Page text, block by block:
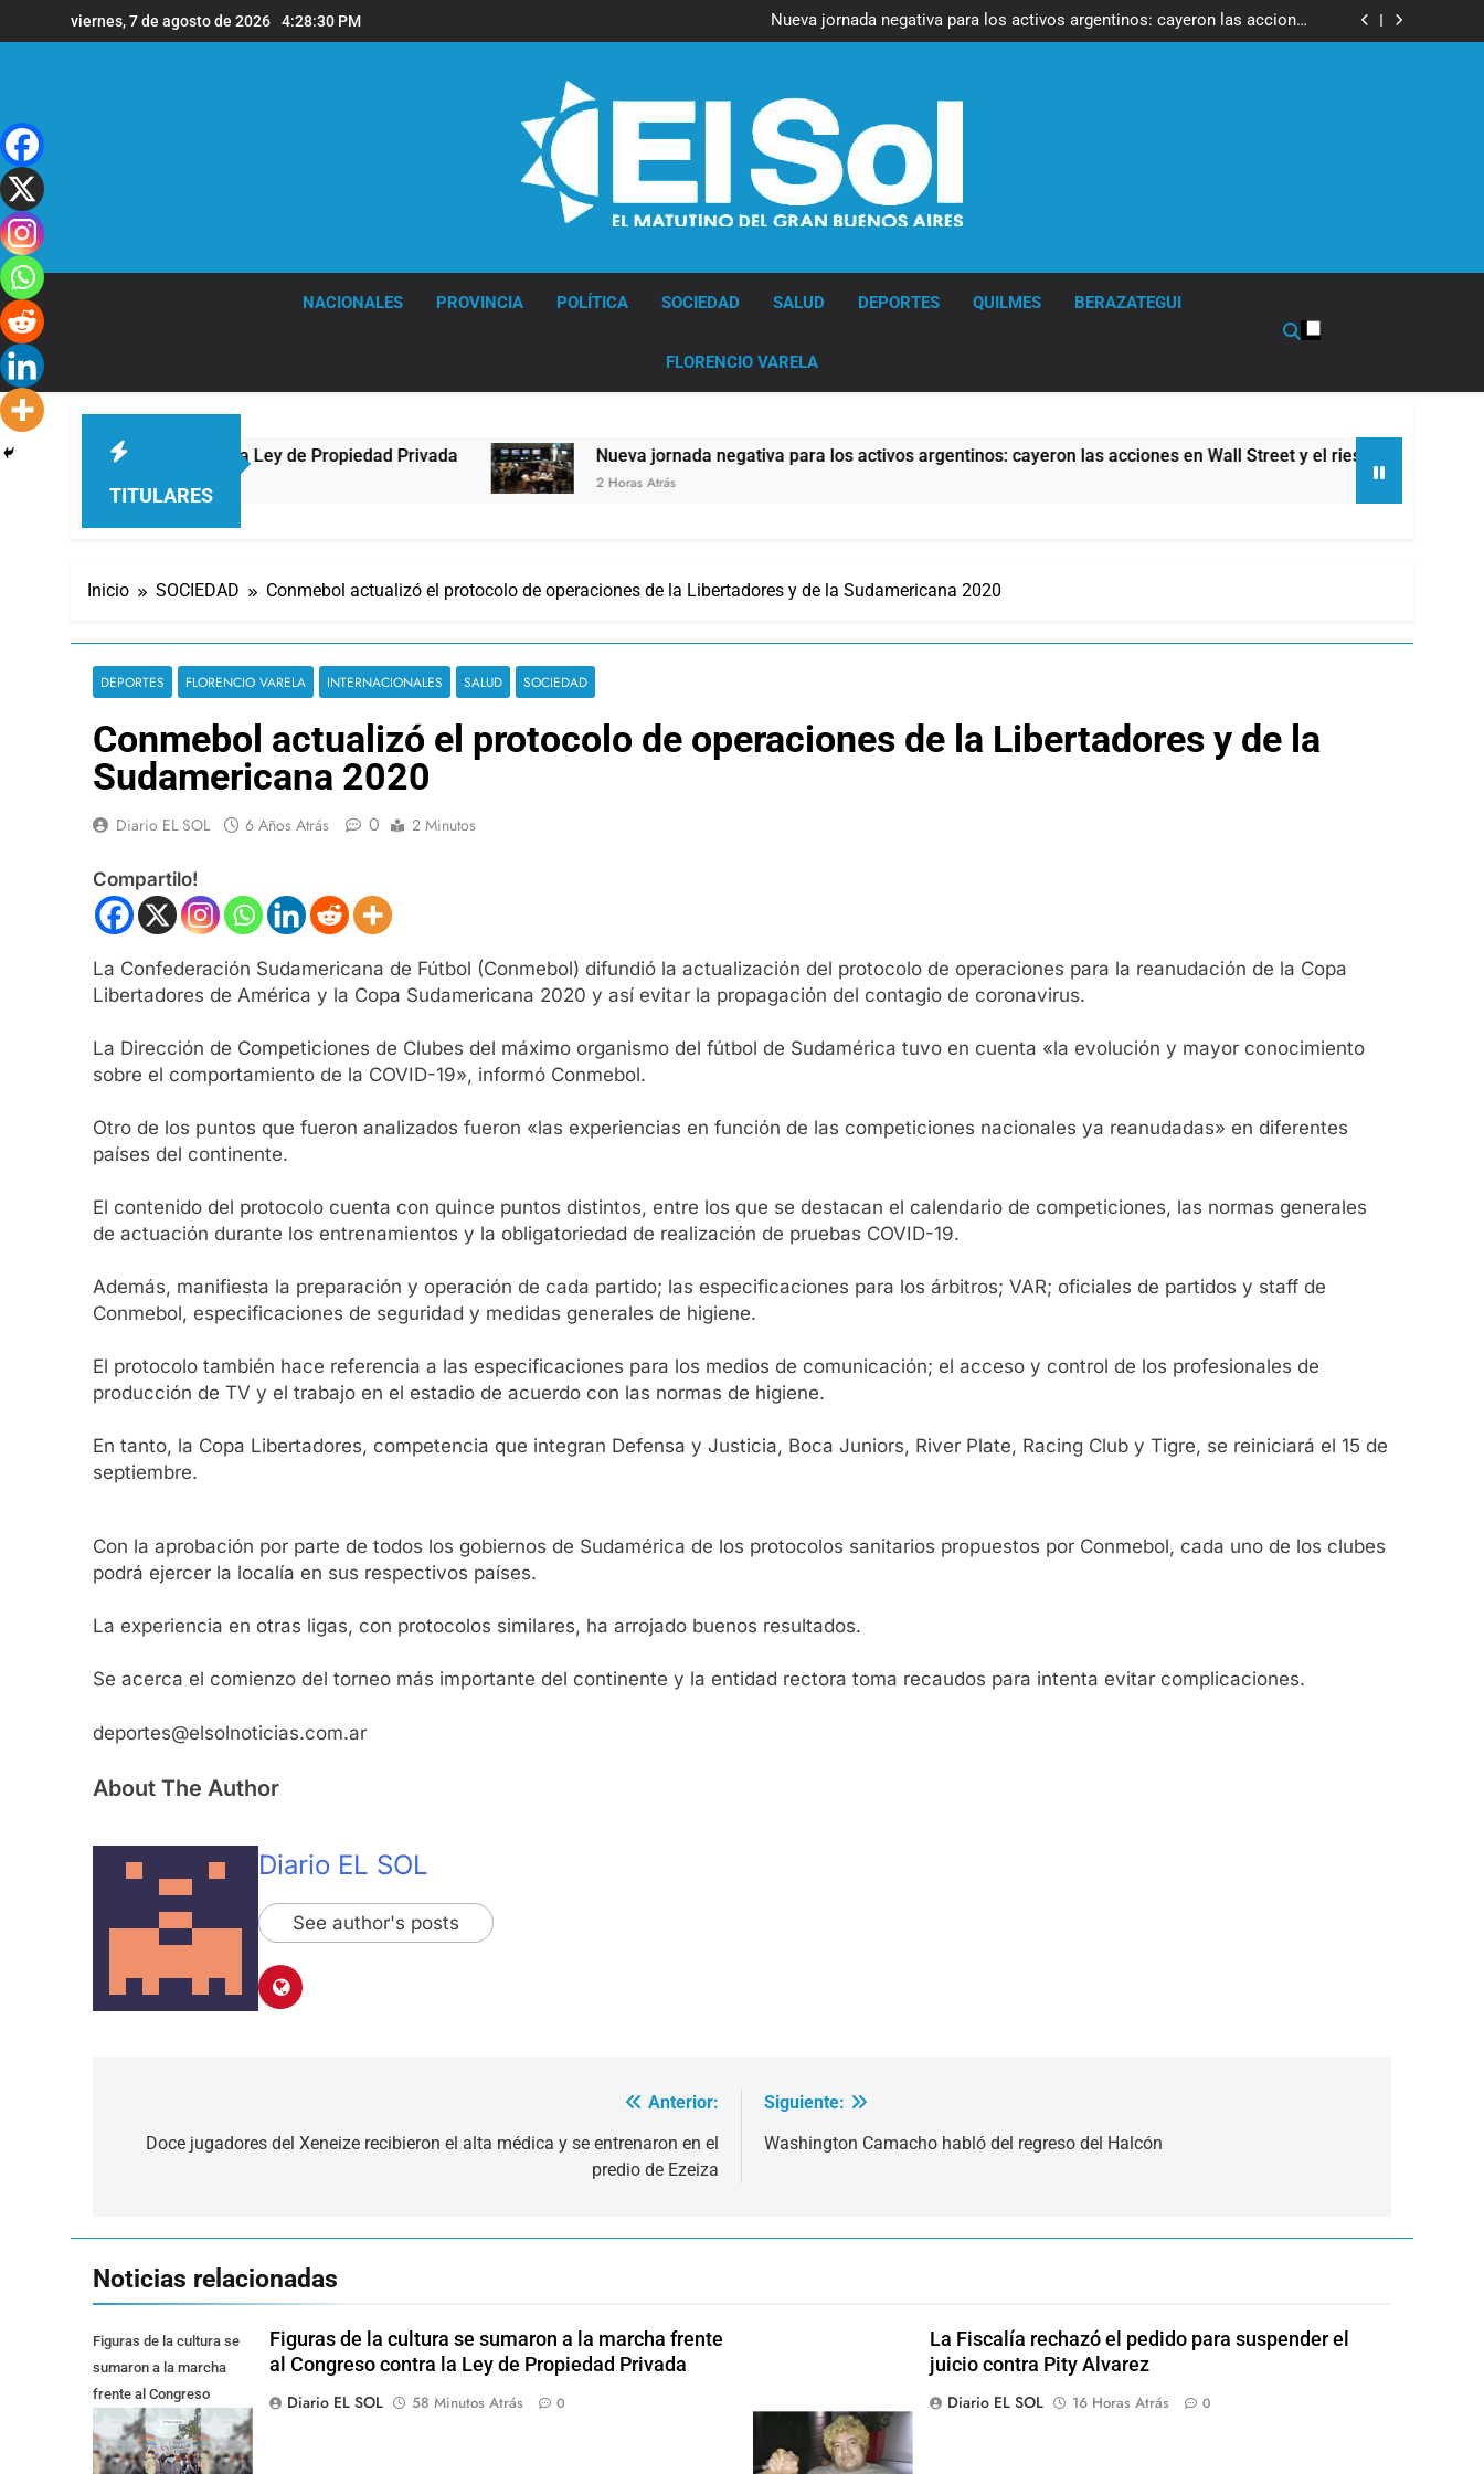
al
viernes, 7 de agosto de 2026 4:28:30 PM
Ley de Propiedad Privada
Nueva jornada negativa para los activos argentinos: cayeron las acciones
en Wall Street y el riesgo país quedó al borde de los 450 puntos
Jorge Macri condenó los disturbios frente al Congreso y calificó a los
Nueva jornada negativa para los activos argentinos: cayeron las acciones
Jorge Macri condenó los disturbios frente al Congreso y calificó a los
Día Internacional de la Cerveza: los tres secretos para servirla
NACIONALES PROVINCIA POLÍTICA SOCIEDAD SALUD DEPORTES QUILMES BERAZATEGUI
FLORENCIO VARELA
TITULARES
Congreso contra la Ley de Propiedad Privada Nueva jornada negativa para los activos argentinos: cayeron las acciones en Wall Street y el riesgo país quedó al borde
2 Horas Atrás
Inicio SOCIEDAD Conmebol actualizó el protocolo de operaciones de la Libertadores y de la Sudamericana 2020
DEPORTES FLORENCIO VARELA INTERNACIONALES SALUD SOCIEDAD
Conmebol actualizó el protocolo de operaciones de la Libertadores y de la
Sudamericana 2020
Diario EL SOL 6 Años Atrás 0 2 Minutos
Compartilo!
La Confederación Sudamericana de Fútbol (Conmebol) difundió la actualización del protocolo de operaciones para la reanudación de la Copa
Libertadores de América y la Copa Sudamericana 2020 y así evitar la propagación del contagio de coronavirus.
La Dirección de Competiciones de Clubes del máximo organismo del fútbol de Sudamérica tuvo en cuenta «la evolución y mayor conocimiento
sobre el comportamiento de la COVID-19», informó Conmebol.
Otro de los puntos que fueron analizados fueron «las experiencias en función de las competiciones nacionales ya reanudadas» en diferentes
países del continente.
El contenido del protocolo cuenta con quince puntos distintos, entre los que se destacan el calendario de competiciones, las normas generales
de actuación durante los entrenamientos y la obligatoriedad de realización de pruebas COVID-19.
Además, manifiesta la preparación y operación de cada partido; las especificaciones para los árbitros; VAR; oficiales de partidos y staff de
Conmebol, especificaciones de seguridad y medidas generales de higiene.
El protocolo también hace referencia a las especificaciones para los medios de comunicación; el acceso y control de los profesionales de
producción de TV y el trabajo en el estadio de acuerdo con las normas de higiene.
En tanto, la Copa Libertadores, competencia que integran Defensa y Justicia, Boca Juniors, River Plate, Racing Club y Tigre, se reiniciará el 15 de
septiembre.
Con la aprobación por parte de todos los gobiernos de Sudamérica de los protocolos sanitarios propuestos por Conmebol, cada uno de los clubes
podrá ejercer la localía en sus respectivos países.
La experiencia en otras ligas, con protocolos similares, ha arrojado buenos resultados.
Se acerca el comienzo del torneo más importante del continente y la entidad rectora toma recaudos para intenta evitar complicaciones.
deportes@elsolnoticias.com.ar
About The Author
Diario EL SOL
See author's posts
Anterior:
Doce jugadores del Xeneize recibieron el alta médica y se entrenaron en el
predio de Ezeiza
Siguiente:
Washington Camacho habló del regreso del Halcón
Noticias relacionadas
Figuras de la cultura se
sumaron a la marcha
frente al Congreso
contra la Ley de
Propiedad Privada
Figuras de la cultura se sumaron a la marcha frente
al Congreso contra la Ley de Propiedad Privada
Diario EL SOL
58 Minutos Atrás 0
La Fiscalía rechazó el pedido para suspender el
juicio contra Pity Alvarez
Diario EL SOL
16 Horas Atrás 0